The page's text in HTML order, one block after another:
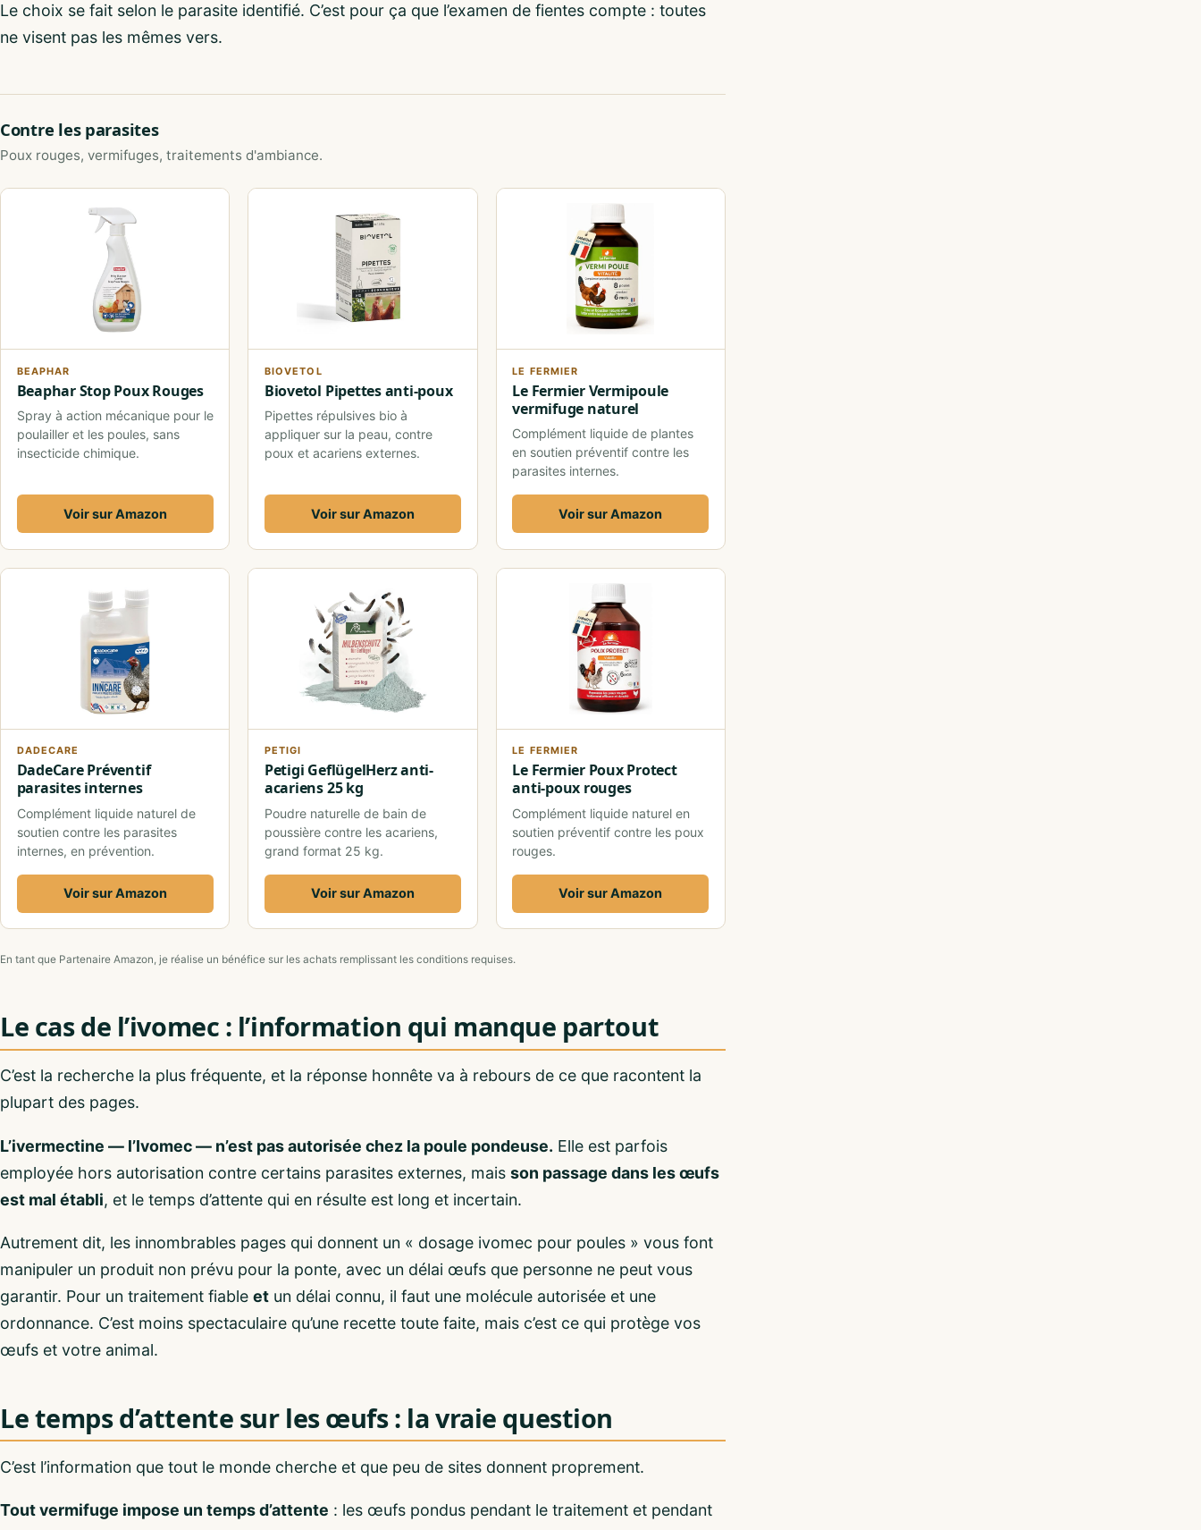
Le choix se fait selon le parasite identifié. C’est pour ça que l’examen de fientes compte : toutes
ne visent pas les mêmes vers.
Contre les parasites
Poux rouges, vermifuges, traitements d'ambiance.
BEAPHAR
Beaphar Stop Poux Rouges
Spray à action mécanique pour le
poulailler et les poules, sans
insecticide chimique.
Voir sur Amazon
BIOVETOL
Biovetol Pipettes anti-poux
Pipettes répulsives bio à
appliquer sur la peau, contre
poux et acariens externes.
Voir sur Amazon
LE FERMIER
Le Fermier Vermipoule
vermifuge naturel
Complément liquide de plantes
en soutien préventif contre les
parasites internes.
Voir sur Amazon
DADECARE
DadeCare Préventif
parasites internes
Complément liquide naturel de
soutien contre les parasites
internes, en prévention.
Voir sur Amazon
PETIGI
Petigi GeflügelHerz anti-
acariens 25 kg
Poudre naturelle de bain de
poussière contre les acariens,
grand format 25 kg.
Voir sur Amazon
LE FERMIER
Le Fermier Poux Protect
anti-poux rouges
Complément liquide naturel en
soutien préventif contre les poux
rouges.
Voir sur Amazon
En tant que Partenaire Amazon, je réalise un bénéfice sur les achats remplissant les conditions requises.
Le cas de l’ivomec : l’information qui manque partout
C’est la recherche la plus fréquente, et la réponse honnête va à rebours de ce que racontent la
plupart des pages.
L’ivermectine — l’Ivomec — n’est pas autorisée chez la poule pondeuse. Elle est parfois
employée hors autorisation contre certains parasites externes, mais son passage dans les œufs
est mal établi, et le temps d’attente qui en résulte est long et incertain.
Autrement dit, les innombrables pages qui donnent un « dosage ivomec pour poules » vous font
manipuler un produit non prévu pour la ponte, avec un délai œufs que personne ne peut vous
garantir. Pour un traitement fiable et un délai connu, il faut une molécule autorisée et une
ordonnance. C’est moins spectaculaire qu’une recette toute faite, mais c’est ce qui protège vos
œufs et votre animal.
Le temps d’attente sur les œufs : la vraie question
C’est l’information que tout le monde cherche et que peu de sites donnent proprement.
Tout vermifuge impose un temps d’attente : les œufs pondus pendant le traitement et pendant